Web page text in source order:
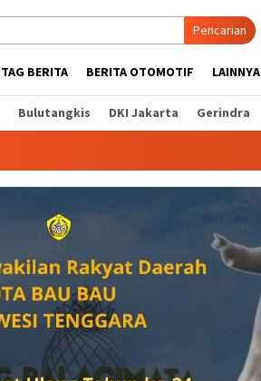
Pencarian
TAG BERITA BERITA OTOMOTIF LAINNYA
Bulutangkis DKI Jakarta Gerindra